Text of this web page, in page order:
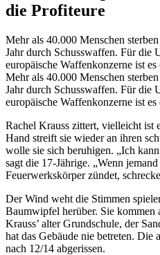
die Profiteure
Mehr als 40.000 Menschen
Jahr durch Schusswaffen. Für die
europäische Waffenkonzerne ist
Mehr als 40.000 Menschen
Jahr durch Schusswaffen. Für die
europäische Waffenkonzerne ist
Rachel Krauss zittert, vielleicht ist
Hand streift sie wieder an ihren
wolle sie sich beruhigen. „Ich
sagt die 17-Jährige. „Wenn
Feuerwerkskörper zündet,
Der Wind weht die Stimmen
Baumwipfel herüber. Sie kommen
Krauss’ alter Grundschule, der
hat das Gebäude nie betreten.
nach 12/14 abgerissen.